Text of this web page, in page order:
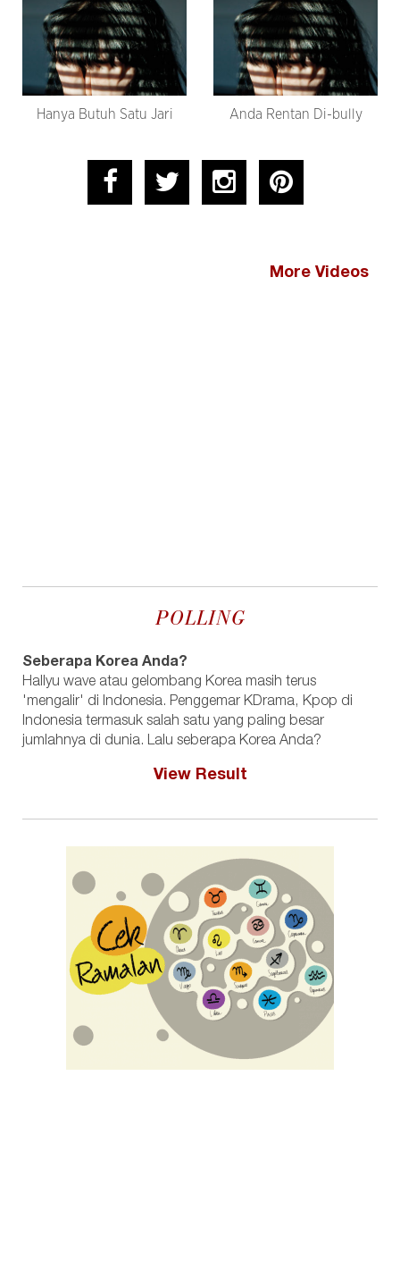
Hanya Butuh Satu Jari Anda Rentan Di-bully
More Videos
POLLING
Seberapa Korea Anda?
Hallyu wave atau gelombang Korea masih terus
'mengalir' di Indonesia. Penggemar KDrama, Kpop di
Indonesia termasuk salah satu yang paling besar
jumlahnya di dunia. Lalu seberapa Korea Anda?
View Result